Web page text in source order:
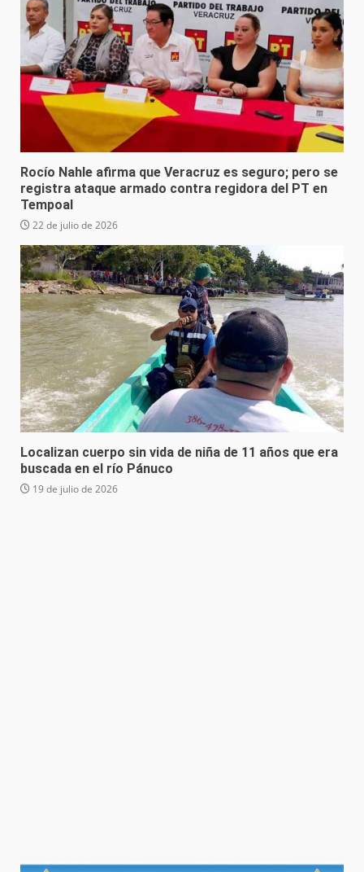
Rocío Nahle afirma que Veracruz es seguro; pero se
registra ataque armado contra regidora del PT en
Tempoal
22 de julio de 2026
Localizan cuerpo sin vida de niña de 11 años que era
buscada en el río Pánuco
19 de julio de 2026